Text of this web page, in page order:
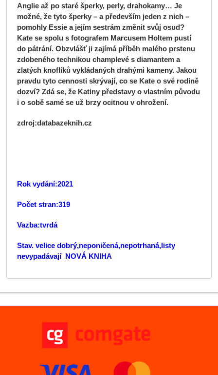
Anglie až po staré šperky, perly, drahokamy… Je
možné, že tyto šperky – a především jeden z nich –
pomohly Essie a jejím sestrám změnit svůj osud?
Kate se spolu s fotografem Marcusem Holtem pustí
do pátrání. Obzvlášť ji zajímá příběh malého prstenu
zdobeného technikou champlevé s diamantem a
zlatých knoflíků vykládaných drahými kameny. Jakou
pravdu tyto cennosti skrývají, co se Kate o své rodině
dozví? Zdá se, že Katiny představy o vlastním původu
i o sobě samé se už brzy ocitnou v ohrožení.
zdroj:databazeknih.cz
Rok vydání:2021
Počet stran:319
Vazba:tvrdá
Stav. velice dobrý,neponičená,nepotrhaná,listy
nevypadávají NOVÁ KNIHA